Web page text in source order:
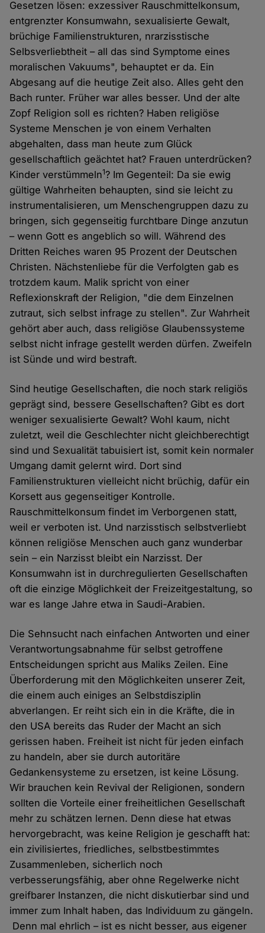
Gesetzen lösen: exzessiver Rauschmittelkonsum,
entgrenzter Konsumwahn, sexualisierte Gewalt,
brüchige Familienstrukturen, nrarzisstische
Selbsverliebtheit – all das sind Symptome eines
moralischen Vakuums", behauptet er da. Ein
Abgesang auf die heutige Zeit also. Alles geht den
Bach runter. Früher war alles besser. Und der alte
Zopf Religion soll es richten? Haben religiöse
Systeme Menschen je von einem Verhalten
abgehalten, dass man heute zum Glück
gesellschaftlich geächtet hat? Frauen unterdrücken?
Kinder verstümmeln1? Im Gegenteil: Da sie ewig
gültige Wahrheiten behaupten, sind sie leicht zu
instrumentalisieren, um Menschengruppen dazu zu
bringen, sich gegenseitig furchtbare Dinge anzutun
– wenn Gott es angeblich so will. Während des
Dritten Reiches waren 95 Prozent der Deutschen
Christen. Nächstenliebe für die Verfolgten gab es
trotzdem kaum. Malik spricht von einer
Reflexionskraft der Religion, "die dem Einzelnen
zutraut, sich selbst infrage zu stellen". Zur Wahrheit
gehört aber auch, dass religiöse Glaubenssysteme
selbst nicht infrage gestellt werden dürfen. Zweifeln
ist Sünde und wird bestraft.
Sind heutige Gesellschaften, die noch stark religiös
geprägt sind, bessere Gesellschaften? Gibt es dort
weniger sexualisierte Gewalt? Wohl kaum, nicht
zuletzt, weil die Geschlechter nicht gleichberechtigt
sind und Sexualität tabuisiert ist, somit kein normaler
Umgang damit gelernt wird. Dort sind
Familienstrukturen vielleicht nicht brüchig, dafür ein
Korsett aus gegenseitiger Kontrolle.
Rauschmittelkonsum findet im Verborgenen statt,
weil er verboten ist. Und narzisstisch selbstverliebt
können religiöse Menschen auch ganz wunderbar
sein – ein Narzisst bleibt ein Narzisst. Der
Konsumwahn ist in durchregulierten Gesellschaften
oft die einzige Möglichkeit der Freizeitgestaltung, so
war es lange Jahre etwa in Saudi-Arabien.
Die Sehnsucht nach einfachen Antworten und einer
Verantwortungsabnahme für selbst getroffene
Entscheidungen spricht aus Maliks Zeilen. Eine
Überforderung mit den Möglichkeiten unserer Zeit,
die einem auch einiges an Selbstdisziplin
abverlangen. Er reiht sich ein in die Kräfte, die in
den USA bereits das Ruder der Macht an sich
gerissen haben. Freiheit ist nicht für jeden einfach
zu handeln, aber sie durch autoritäre
Gedankensysteme zu ersetzen, ist keine Lösung.
Wir brauchen kein Revival der Religionen, sondern
sollten die Vorteile einer freiheitlichen Gesellschaft
mehr zu schätzen lernen. Denn diese hat etwas
hervorgebracht, was keine Religion je geschafft hat:
ein zivilisiertes, friedliches, selbstbestimmtes
Zusammenleben, sicherlich noch
verbesserungsfähig, aber ohne Regelwerke nicht
greifbarer Instanzen, die nicht diskutierbar sind und
immer zum Inhalt haben, das Individuum zu gängeln.
Denn mal ehrlich – ist es nicht besser, aus eigener